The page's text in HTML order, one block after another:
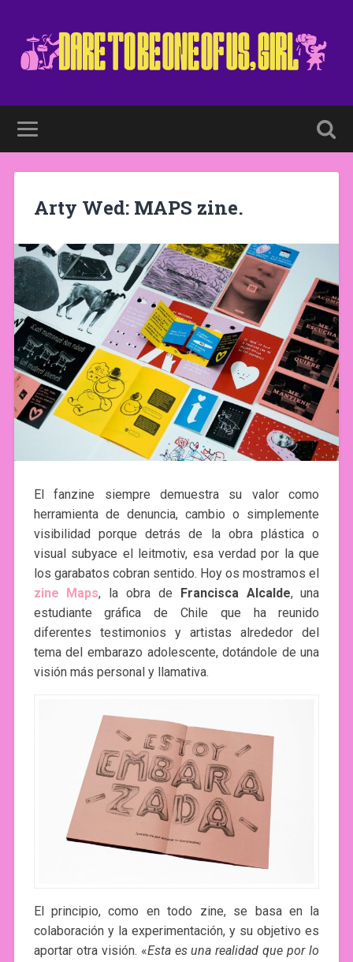
Arty Wed: MAPS zine.
El fanzine siempre demuestra su valor como
herramienta de denuncia, cambio o simplemente
visibilidad porque detrás de la obra plástica o
visual subyace el leitmotiv, esa verdad por la que
los garabatos cobran sentido. Hoy os mostramos el
zine Maps, la obra de Francisca Alcalde, una
estudiante gráfica de Chile que ha reunido
diferentes testimonios y artistas alrededor del
tema del embarazo adolescente, dotándole de una
visión más personal y llamativa.
El principio, como en todo zine, se basa en la
colaboración y la experimentación, y su objetivo es
aportar otra visión. «Esta es una realidad que por lo